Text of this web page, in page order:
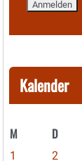
Kalender
M D
1 2